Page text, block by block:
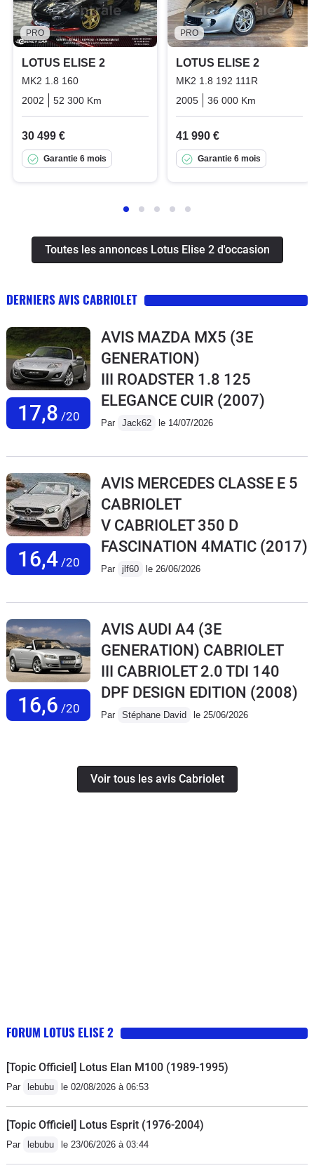
PRO
LOTUS ELISE 2
MK2 1.8 160
2002
52 300 Km Essence
30 499 €
Garantie 6 mois
PRO
LOTUS ELISE 2
MK2 1.8 192 111R
2005
36 000 Km
41 990 €
Garantie 6 mois
Toutes les annonces Lotus Elise 2 d'occasion
DERNIERS AVIS CABRIOLET
17,8 /20
AVIS MAZDA MX5 (3E
GENERATION)
III ROADSTER 1.8 125
ELEGANCE CUIR (2007)
Par Jack62 le 14/07/2026
16,4/20
AVIS MERCEDES CLASSE E 5
CABRIOLET
V CABRIOLET 350 D
FASCINATION 4MATIC (2017)
Par jlf60 le 26/06/2026
16,6 /20
AVIS AUDI A4 (3E
GENERATION) CABRIOLET
III CABRIOLET 2.0 TDI 140
DPF DESIGN EDITION (2008)
Par Stéphane David le 25/06/2026
Voir tous les avis Cabriolet
FORUM LOTUS ELISE 2
[Topic Officiel] Lotus Elan M100 (1989-1995)
Par lebubu le 02/08/2026 à 06:53
[Topic Officiel] Lotus Esprit (1976-2004)
Par lebubu le 23/06/2026 à 03:44